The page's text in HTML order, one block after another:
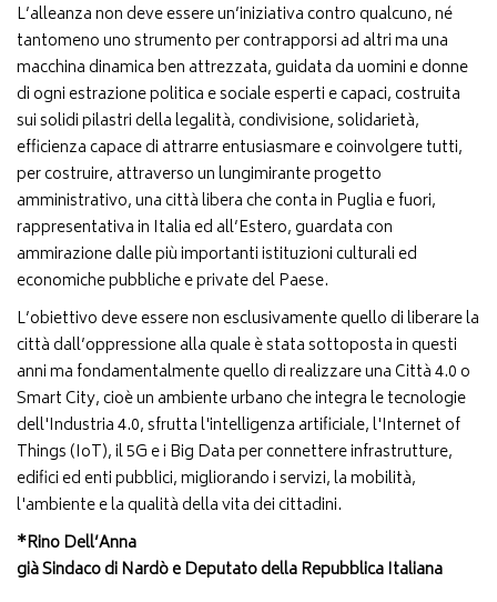
L’alleanza non deve essere un’iniziativa contro qualcuno, né
tantomeno uno strumento per contrapporsi ad altri ma una
macchina dinamica ben attrezzata, guidata da uomini e donne
di ogni estrazione politica e sociale esperti e capaci, costruita
sui solidi pilastri della legalità, condivisione, solidarietà,
efficienza capace di attrarre entusiasmare e coinvolgere tutti,
per costruire, attraverso un lungimirante progetto
amministrativo, una città libera che conta in Puglia e fuori,
rappresentativa in Italia ed all’Estero, guardata con
ammirazione dalle più importanti istituzioni culturali ed
economiche pubbliche e private del Paese.
L’obiettivo deve essere non esclusivamente quello di liberare la
città dall’oppressione alla quale è stata sottoposta in questi
anni ma fondamentalmente quello di realizzare una Città 4.0 o
Smart City, cioè un ambiente urbano che integra le tecnologie
dell'Industria 4.0, sfrutta l'intelligenza artificiale, l'Internet of
Things (IoT), il 5G e i Big Data per connettere infrastrutture,
edifici ed enti pubblici, migliorando i servizi, la mobilità,
l'ambiente e la qualità della vita dei cittadini.
*Rino Dell’Anna
già Sindaco di Nardò e Deputato della Repubblica Italiana